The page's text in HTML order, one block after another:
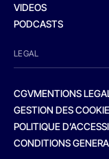
VIDEOS
PODCASTS
LEGAL
CGVMENTIONS
GESTION DES
POLITIQUE
CONDITIONS